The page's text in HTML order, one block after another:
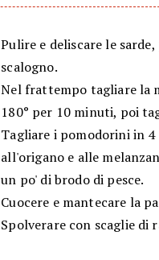
Pulire e deliscare le
scalogno.
Nel frattempo tagliare la
180° per 10 minuti, poi
Tagliare i pomodorini in
all'origano e alle
un po' di brodo di pesce.
Cuocere e mantecare la
Spolverare con scaglie di